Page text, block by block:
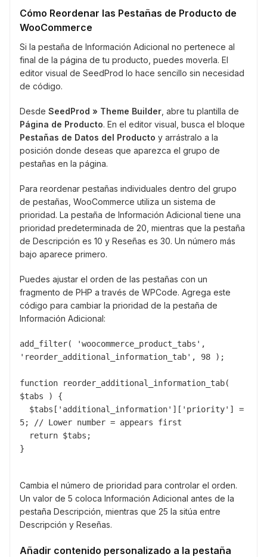
Cómo Reordenar las Pestañas de Producto de
WooCommerce
Si la pestaña de Información Adicional no pertenece al
final de la página de tu producto, puedes moverla. El
editor visual de SeedProd lo hace sencillo sin necesidad
de código.
Desde SeedProd » Theme Builder , abre tu plantilla de
Página de Producto. En el editor visual, busca el bloque
Pestañas de Datos del Producto y arrástralo a la
posición donde deseas que aparezca el grupo de
pestañas en la página.
Para reordenar pestañas individuales dentro del grupo
de pestañas, WooCommerce utiliza un sistema de
prioridad. La pestaña de Información Adicional tiene una
prioridad predeterminada de 20, mientras que la pestaña
de Descripción es 10 y Reseñas es 30. Un número más
bajo aparece primero.
Puedes ajustar el orden de las pestañas con un
fragmento de PHP a través de WPCode. Agrega este
código para cambiar la prioridad de la pestaña de
Información Adicional:
add_filter( 'woocommerce_product_tabs',
'reorder_additional_information_tab', 98 );
function reorder_additional_information_tab(
$tabs ) {
5; // Lower number = appears first
}
Cambia el número de prioridad para controlar el orden.
Un valor de 5 coloca Información Adicional antes de la
pestaña Descripción, mientras que 25 la sitúa entre
Descripción y Reseñas.
Añadir contenido personalizado a la pestaña